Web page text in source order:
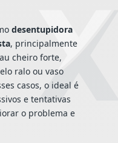
desentupidora
, principalmente
cheiro forte,
ralo ou vaso
casos, o ideal é
e tentativas
o problema e